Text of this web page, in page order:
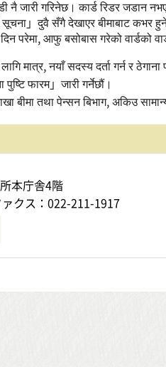
जारी गरिनेछ। कार्ड रिडर जडान
सूचना」दुवै सँगै देखाएर बीमाबाट कभर
परेमा, आफु बसोबास गरेको वार्डको
मात्र, नयाँ सदस्य दर्ता गर्न र
पुष्टि फारम」जारी गर्नेछौं।
बीमा तथा पेन्सन बिभाग, अकिउ
本庁舎4階
ァクス：022-211-1917